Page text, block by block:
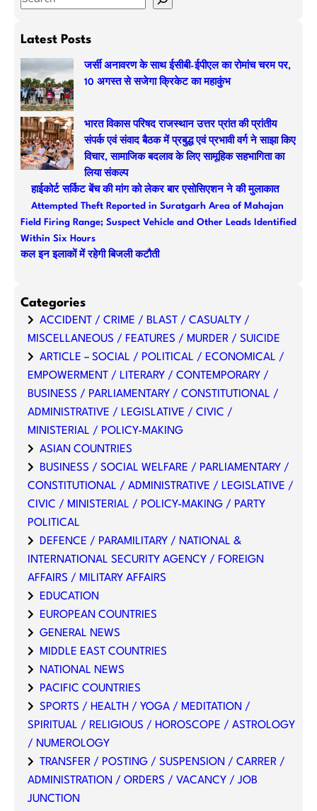
a
c
h
Latest Posts
जर्सी अनावरण के साथ ईसीबी-ईपीएल का रोमांच चरम पर,
10 अगस्त से सजेगा क्रिकेट का महाकुंभ
भारत विकास परिषद राजस्थान उत्तर प्रांत की प्रांतीय
संपर्क एवं संवाद बैठक में प्रबुद्ध एवं प्रभावी वर्ग ने साझा किए
विचार, सामाजिक बदलाव के लिए सामूहिक सहभागिता का
लिया संकल्प
हाईकोर्ट सर्किट बेंच की मांग को लेकर बार एसोसिएशन ने की मुलाकात
Attempted Theft Reported in Suratgarh Area of Mahajan
Field Firing Range; Suspect Vehicle and Other Leads Identified
Within Six Hours
कल इन इलाकों में रहेगी बिजली कटौती
Categories
ACCIDENT / CRIME / BLAST / CASUALTY /
MISCELLANEOUS / FEATURES / MURDER / SUICIDE
ARTICLE – SOCIAL / POLITICAL / ECONOMICAL /
EMPOWERMENT / LITERARY / CONTEMPORARY /
BUSINESS / PARLIAMENTARY / CONSTITUTIONAL /
ADMINISTRATIVE / LEGISLATIVE / CIVIC /
MINISTERIAL / POLICY-MAKING
ASIAN COUNTRIES
BUSINESS / SOCIAL WELFARE / PARLIAMENTARY /
CONSTITUTIONAL / ADMINISTRATIVE / LEGISLATIVE /
CIVIC / MINISTERIAL / POLICY-MAKING / PARTY
POLITICAL
DEFENCE / PARAMILITARY / NATIONAL &
INTERNATIONAL SECURITY AGENCY / FOREIGN
AFFAIRS / MILITARY AFFAIRS
EDUCATION
EUROPEAN COUNTRIES
GENERAL NEWS
MIDDLE EAST COUNTRIES
NATIONAL NEWS
PACIFIC COUNTRIES
SPORTS / HEALTH / YOGA / MEDITATION /
SPIRITUAL / RELIGIOUS / HOROSCOPE / ASTROLOGY
/ NUMEROLOGY
TRANSFER / POSTING / SUSPENSION / CARRER /
ADMINISTRATION / ORDERS / VACANCY / JOB
JUNCTION